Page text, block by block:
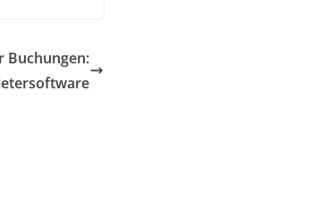
Buchungen: